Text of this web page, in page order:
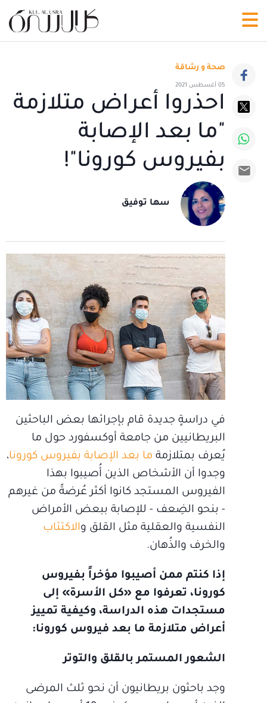
صحة و رشاقة
05 أغسطس 2021
احذروا أعراض متلازمة
"ما بعد الإصابة
بفيروس كورونا"!
سها توفيق
في دراسةٍ جديدة قام بإجرائها بعض الباحثين
البريطانيين من جامعة أوكسفورد حول ما
يُعرف بمتلازمة ما بعد الإصابة بفيروس كورونا،
وجدوا أن الأشخاص الذين أُصيبوا بهذا
الفيروس المستجد كانوا أكثر عُرضةً من غيرهم
- بنحو الضِعف - للإصابة ببعض الأمراض
النفسية والعقلية مثل القلق والاكتئاب
والخرف والذُهان.
إذا كنتم ممن أصيبوا مؤخراً بفيروس
كورونا، تعرفوا مع «كل الأسرة» إلى
مستجدات هذه الدراسة، وكيفية تمييز
أعراض متلازمة ما بعد فيروس كورونا:
الشعور المستمر بالقلق والتوتر
وجد باحثون بريطانيون أن نحو ثلث المرضى